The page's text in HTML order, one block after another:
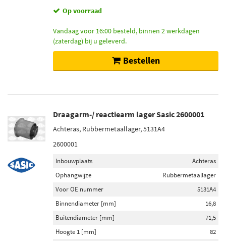
Op voorraad
Vandaag voor 16:00 besteld, binnen 2 werkdagen
(zaterdag) bij u geleverd.
Bestellen
Draagarm-/ reactiearm lager Sasic 2600001
Achteras, Rubbermetaallager, 5131A4
2600001
Inbouwplaats
Achteras
Ophangwijze
Rubbermetaallager
Voor OE nummer
5131A4
Binnendiameter [mm]
16,8
Buitendiameter [mm]
71,5
Hoogte 1 [mm]
82